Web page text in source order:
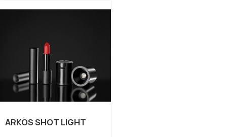
ARKOS SHOT LIGHT